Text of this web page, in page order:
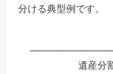
分ける典型例です。
遺産分割